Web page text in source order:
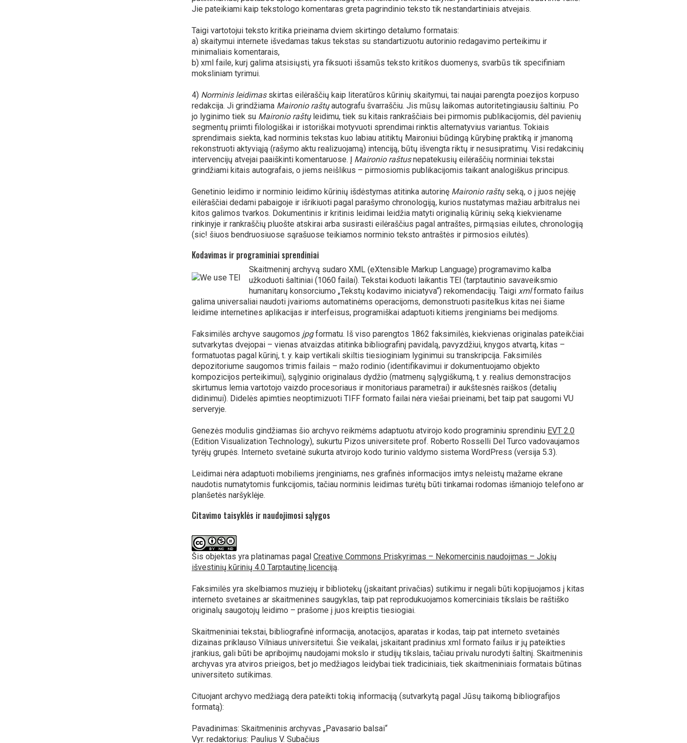
Jie pateikiami kaip tekstologo komentaras greta pagrindinio teksto tik nestandartiniais atvejais.
Taigi vartotojui teksto kritika prieinama dviem skirtingo detalumo formatais:
a) skaitymui internete išvedamas takus tekstas su standartizuotu autorinio redagavimo perteikimu ir
minimaliais komentarais,
b) xml faile, kurį galima atsisiųsti, yra fiksuoti išsamūs teksto kritikos duomenys, svarbūs tik specifiniam
moksliniam tyrimui.
4) Norminis leidimasskirtas eilėraščių kaip literatūros kūrinių skaitymui, tai naujai parengta poezijos korpuso
redakcija. Ji grindžiama Maironio raštųautografu švarraščiu. Jis mūsų laikomas autoritetingiausiu šaltiniu. Po
jo lyginimo tiek su Maironio raštųleidimu, tiek su kitais rankraščiais bei pirmomis publikacijomis, dėl pavienių
segmentų priimti filologiškai ir istoriškai motyvuoti sprendimai rinktis alternatyvius variantus. Tokiais
sprendimais siekta, kad norminis tekstas kuo labiau atitiktų Maironiui būdingą kūrybinę praktiką ir įmanomą
rekonstruoti aktyviąją (rašymo aktu realizuojamą) intenciją, būtų išvengta riktų ir nesusipratimų. Visi redakcinių
intervencijų atvejai paaiškinti komentaruose. Į Maironio raštusnepatekusių eilėraščių norminiai tekstai
grindžiami kitais autografais, o jiems neišlikus – pirmosiomis publikacijomis taikant analogiškus principus.
Genetinio leidimo ir norminio leidimo kūrinių išdėstymas atitinka autorinę Maironio raštųseką, o į juos neįėję
eilėraščiai dedami pabaigoje ir išrikiuoti pagal parašymo chronologiją, kurios nustatymas mažiau arbitralus nei
kitos galimos tvarkos. Dokumentinis ir kritinis leidimai leidžia matyti originalią kūrinių seką kiekviename
rinkinyje ir rankraščių pluošte atskirai arba susirasti eilėraščius pagal antraštes, pirmąsias eilutes, chronologiją
(sic! šiuos bendruosiuose sąrašuose teikiamos norminio teksto antraštės ir pirmosios eilutės).
Kodavimas ir programiniai sprendiniai
Skaitmeninį archyvą sudaro XML (eXtensible Markup Language) programavimo kalba
užkoduoti šaltiniai (1060 failai). Tekstai koduoti laikantis TEI (tarptautinio savaveiksmio
humanitarų konsorciumo „Tekstų kodavimo iniciatyva“) rekomendacijų. Taigi xmlformato failus
galima universaliai naudoti įvairioms automatinėms operacijoms, demonstruoti pasitelkus kitas nei šiame
leidime internetines aplikacijas ir interfeisus, programiškai adaptuoti kitiems įrenginiams bei medijoms.
Faksimilės archyve saugomos jpgformatu. Iš viso parengtos 1862 faksimilės, kiekvienas originalas pateikčiai
sutvarkytas dvejopai – vienas atvaizdas atitinka bibliografinį pavidalą, pavyzdžiui, knygos atvartą, kitas –
formatuotas pagal kūrinį, t. y. kaip vertikali skiltis tiesioginiam lyginimui su transkripcija. Faksimilės
depozitoriume saugomos trimis failais – mažo rodinio (identifikavimui ir dokumentuojamo objekto
kompozicijos perteikimui), sąlyginio originalaus dydžio (matmenų sąlygiškumą, t. y. realius demonstracijos
skirtumus lemia vartotojo vaizdo procesoriaus ir monitoriaus parametrai) ir aukštesnės raiškos (detalių
didinimui). Didelės apimties neoptimizuoti TIFF formato failai nėra viešai prieinami, bet taip pat saugomi VU
serveryje.
Genezės modulis gindžiamas šio archyvo reikmėms adaptuotu atvirojo kodo programiniu sprendiniu EVT 2.0
(Edition Visualization Technology), sukurtu Pizos universitete prof. Roberto Rosselli Del Turco vadovaujamos
tyrėjų grupės. Interneto svetainė sukurta atvirojo kodo turinio valdymo sistema WordPress (versija 5.3).
Leidimai nėra adaptuoti mobiliems įrenginiams, nes grafinės informacijos imtys neleistų mažame ekrane
naudotis numatytomis funkcijomis, tačiau norminis leidimas turėtų būti tinkamai rodomas išmaniojo telefono ar
planšetės naršyklėje.
Citavimo taisyklės ir naudojimosi sąlygos
Šis objektas yra platinamas pagal Creative Commons Priskyrimas – Nekomercinis naudojimas – Jokių
išvestinių kūrinių 4.0 Tarptautinę licenciją.
Faksimilės yra skelbiamos muziejų ir bibliotekų (įskaitant privačias) sutikimu ir negali būti kopijuojamos į kitas
interneto svetaines ar skaitmenines saugyklas, taip pat reprodukuojamos komerciniais tikslais be raštiško
originalų saugotojų leidimo – prašome į juos kreiptis tiesiogiai.
Skaitmeniniai tekstai, bibliografinė informacija, anotacijos, aparatas ir kodas, taip pat interneto svetainės
dizainas priklauso Vilniaus universitetui. Šie veikalai, įskaitant pradinius xml formato failus ir jų pateikties
įrankius, gali būti be apribojimų naudojami mokslo ir studijų tikslais, tačiau privalu nurodyti šaltinį. Skaitmeninis
archyvas yra atviros prieigos, bet jo medžiagos leidybai tiek tradiciniais, tiek skaitmeniniais formatais būtinas
universiteto sutikimas.
Cituojant archyvo medžiagą dera pateikti tokią informaciją (sutvarkytą pagal Jūsų taikomą bibliografijos
formatą):
Pavadinimas: Skaitmeninis archyvas „Pavasario balsai“
Vyr. redaktorius: Paulius V. Subačius